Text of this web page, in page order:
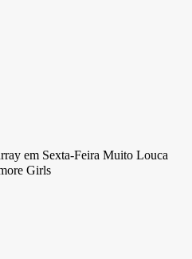
em Sexta-Feira Muito Louca
Girls